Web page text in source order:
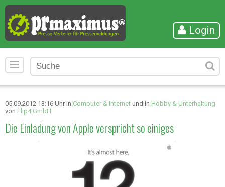
Login
05.09.2012 13:16 Uhr in Computer & Internet und in Hobby & Unterhaltung
von Flip4 GmbH
Die Einladung von Apple verspricht so einiges